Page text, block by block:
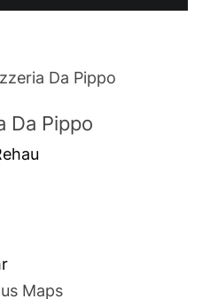
Da Pippo